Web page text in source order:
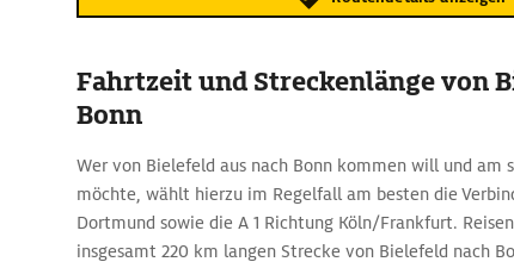
Fahrtzeit und Streckenlänge von
Bonn
Wer von Bielefeld aus nach Bonn kommen will und am
möchte, wählt hierzu im Regelfall am besten die
Dortmund sowie die A 1 Richtung Köln/Frankfurt.
insgesamt 220 km langen Strecke von Bielefeld nach